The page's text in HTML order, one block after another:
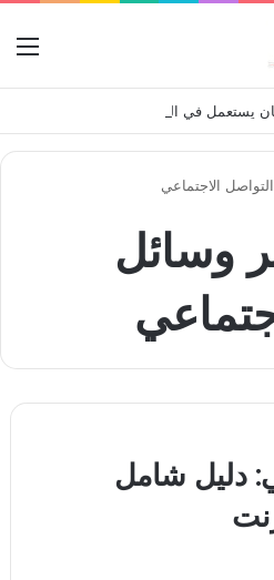
الاجتماعي
وسائل
دليل شامل